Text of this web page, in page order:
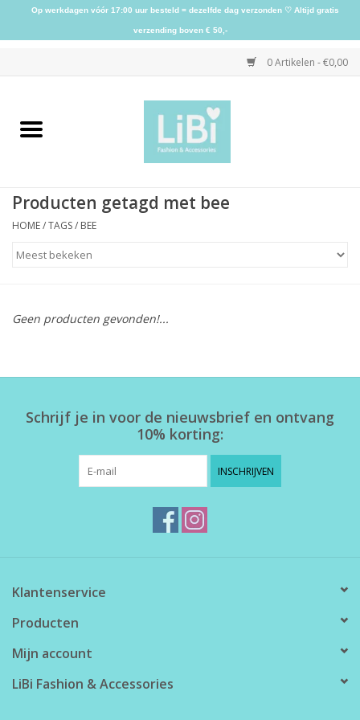
0 Artikelen - €0,00
Home
Schoenen
Herensokken
Producten getagd met bee
HOME/TAGS/ BEE
Geen producten gevonden!...
Schrijf je in voor de nieuwsbrief en ontvang
10% korting:
INSCHRIJVEN
Klantenservice
Producten
Mijn account
LiBi Fashion & Accessories
Op werkdagen vóór 17:00 uur besteld = dezelfde dag verzonden ♡ Altijd gratis
verzending boven € 50,-